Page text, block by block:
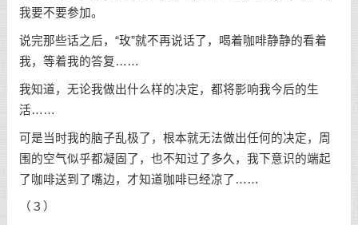
我要不要参加。
说完那些话之后，“玫”就不再说话了，喝着咖啡静静的看着
我，等着我的答复……
我知道，无论我做出什么样的决定，都将影响我今后的生
活……
可是当时我的脑子乱极了，根本就无法做出任何的决定，周
围的空气似乎都凝固了，也不知过了多久，我下意识的端起
了咖啡送到了嘴边，才知道咖啡已经凉了……
（３）